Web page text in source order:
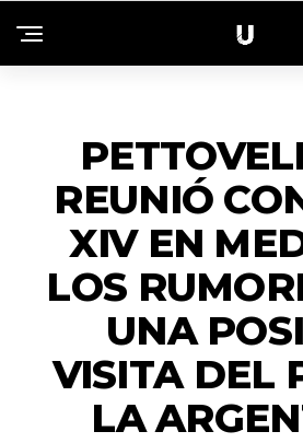
REUNIÓ
XIV EN
LOS
UNA
VISITA DEL
LA